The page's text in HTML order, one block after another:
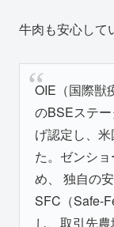
牛肉も安心して
OIE（国際獣
のBSEステ
げ認定し、
た。ゼンシ
め、 独自の
SFC（Safe-
し、取引先